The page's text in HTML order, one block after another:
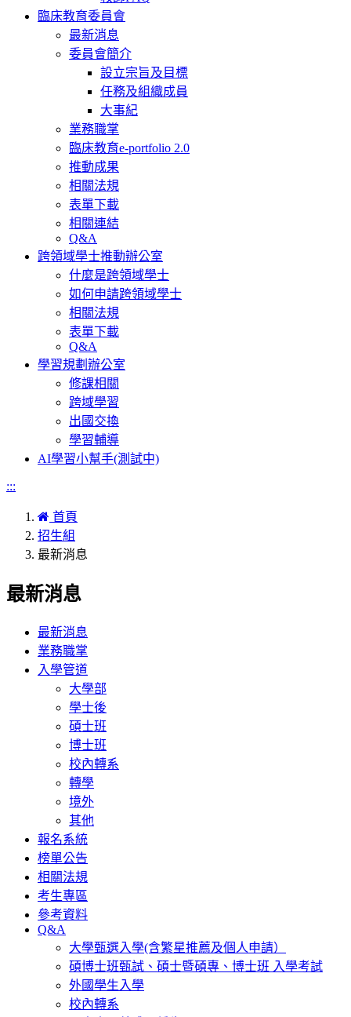
臨床教育委員會
最新消息
委員會簡介
設立宗旨及目標
任務及組織成員
大事紀
業務職掌
臨床教育e-portfolio 2.0
推動成果
相關法規
表單下載
相關連結
Q&A
跨領域學士推動辦公室
什麼是跨領域學士
如何申請跨領域學士
相關法規
表單下載
Q&A
學習規劃辦公室
修課相關
跨域學習
出國交換
學習輔導
AI學習小幫手(測試中)
:::
首頁
招生組
最新消息
最新消息
最新消息
業務職掌
入學管道
大學部
學士後
碩士班
博士班
校內轉系
轉學
境外
其他
報名系統
榜單公告
相關法規
考生專區
參考資料
Q&A
大學甄選入學(含繁星推薦及個人申請）
碩博士班甄試、碩士暨碩專、博士班 入學考試
外國學生入學
校內轉系